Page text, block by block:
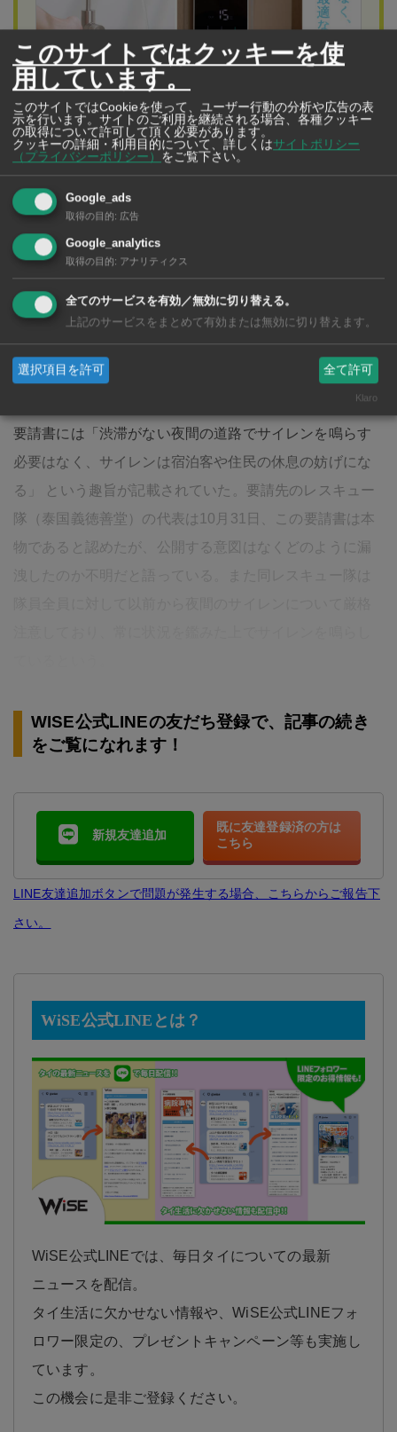
Yomizu（Thailand）Co., Ltd.
水の純度だけでなく、あなたの生活に最適な水を
タイの水事情にお困りなら「YOMIZU（よみ
ず）」におまかせ！
今なら最新型のRO浄水器が月額900Bでレンタルできま
す。新規契約の方は1カ月無料！さらに浄水器レンタルを
お申し込みのお客様には「SHARP空気清浄機」を1台、無
料でレンタルします。YOMIZU公式LINEからお気軽にお
問い合わせ下さいタイで生活するうえで絶対に欠かすこ
とのできない「水」。とはいえ、日本とは水事情が異な
り、タイでは水道水の水をそのま…
要請書には「渋滞がない夜間の道路でサイレンを鳴らす
必要はなく、サイレンは宿泊客や住民の休息の妨げにな
る」 という趣旨が記載されていた。要請先のレスキュー
隊（泰国義徳善堂）の代表は10月31日、この要請書は本
物であると認めたが、公開する意図はなくどのように漏
WISE公式LINEの友だち登録で、記事の続き
をご覧になれます！
新規友達追加
既に友達登録済の方は
こちら
LINE友達追加ボタンで問題が発生する場合、こちらからご報告下
さい。
WiSE公式LINEとは？
WiSE公式LINEでは、毎日タイについての最新
ニュースを配信。
タイ生活に欠かせない情報や、WiSE公式LINEフォ
ロワー限定の、プレゼントキャンペーン等も実施し
ています。
この機会に是非ご登録ください。
このサイトではクッキーを使
用しています。
このサイトではCookieを使って、ユーザー行動の分析や広告の表
示を行います。サイトのご利用を継続される場合、各種クッキー
の取得について許可して頂く必要があります。
クッキーの詳細・利用目的について、詳しくはサイトポリシー
（プライバシーポリシー）
をご覧下さい。
Google_ads
取得の目的: 広告
Google_analytics
取得の目的: アナリティクス
全てのサービスを有効／無効に切り替える。
上記のサービスをまとめて有効または無効に切り替えます。
選択項目を許可 全て許可
Klaro